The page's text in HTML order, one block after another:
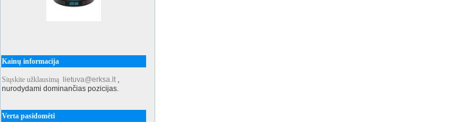
Kainų informacija
Siųskite užklausimą lietuva@erksa.lt ,
nurodydami dominančias pozicijas.
Verta pasidomėti